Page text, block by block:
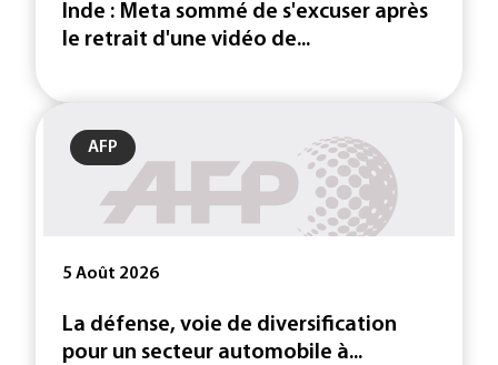
Inde : Meta sommé de s'excuser après
le retrait d'une vidéo de...
AFP
5 Août 2026
La défense, voie de diversification
pour un secteur automobile à...